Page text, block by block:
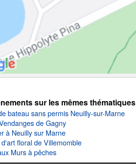
sur les mêmes thématiques
bateau sans permis Neuilly-sur-Marne
de Gagny
à Neuilly sur Marne
floral de Villemomble
Murs à pêches